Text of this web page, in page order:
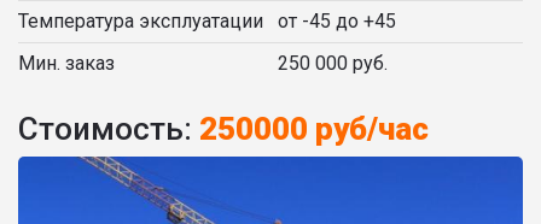
Температура эксплуатации
от -45 до +45
Мин. заказ
250 000 руб.
Стоимость: 250000 руб/час